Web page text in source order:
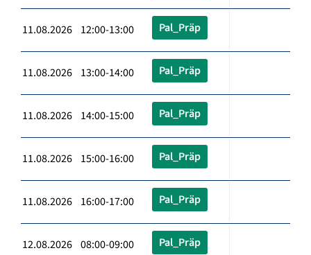
11.08.2026 12:00-13:00 Pal_Präp
11.08.2026 13:00-14:00 Pal_Präp
11.08.2026 14:00-15:00 Pal_Präp
11.08.2026 15:00-16:00 Pal_Präp
11.08.2026 16:00-17:00 Pal_Präp
12.08.2026 08:00-09:00 Pal_Präp